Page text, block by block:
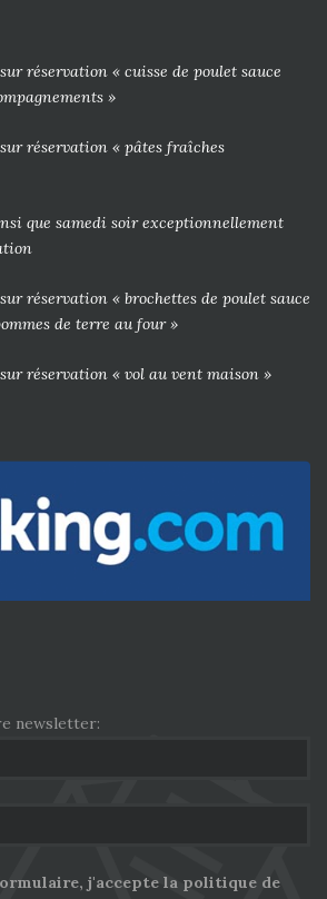
réservation « cuisse de poulet sauce
»
réservation « pâtes fraîches
que samedi soir exceptionnellement
réservation « brochettes de poulet sauce
de terre au four »
réservation « vol au vent maison »
newsletter:
j'accepte la politique de